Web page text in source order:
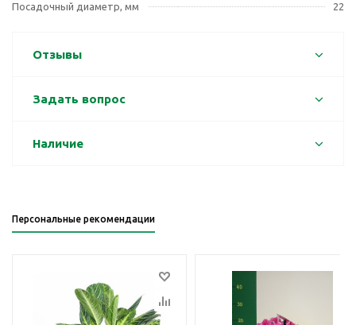
Посадочный диаметр, мм
22
Отзывы
Задать вопрос
Наличие
Персональные рекомендации